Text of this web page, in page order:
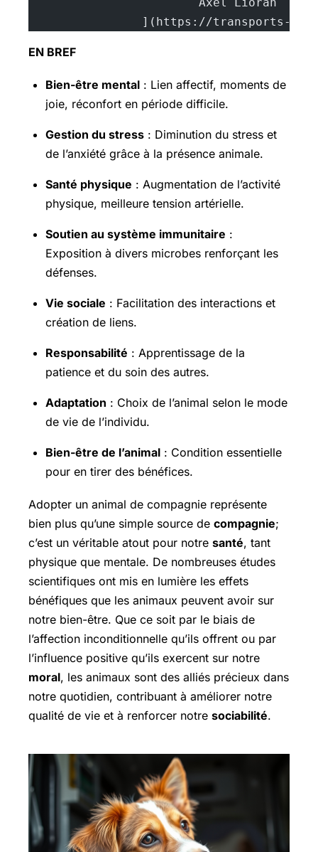
](https://transports-
EN BREF
Bien-être mental : Lien affectif, moments de
joie, réconfort en période difficile.
Gestion du stress : Diminution du stress et
de l’anxiété grâce à la présence animale.
Santé physique : Augmentation de l’activité
physique, meilleure tension artérielle.
Soutien au système immunitaire :
Exposition à divers microbes renforçant les
défenses.
Vie sociale : Facilitation des interactions et
création de liens.
Responsabilité : Apprentissage de la
patience et du soin des autres.
Adaptation : Choix de l’animal selon le mode
de vie de l’individu.
Bien-être de l’animal : Condition essentielle
pour en tirer des bénéfices.
Adopter un animal de compagnie représente
bien plus qu’une simple source de compagnie;
c’est un véritable atout pour notre santé, tant
physique que mentale. De nombreuses études
scientifiques ont mis en lumière les effets
bénéfiques que les animaux peuvent avoir sur
notre bien-être. Que ce soit par le biais de
l’affection inconditionnelle qu’ils offrent ou par
l’influence positive qu’ils exercent sur notre
moral, les animaux sont des alliés précieux dans
notre quotidien, contribuant à améliorer notre
qualité de vie et à renforcer notre sociabilité.